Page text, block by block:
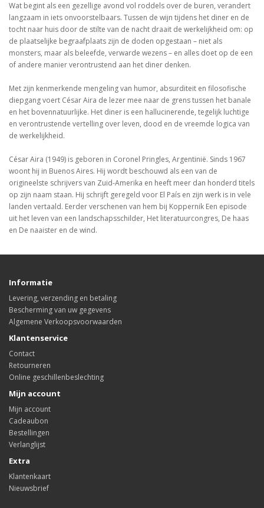
Wat begint als een gezellige avond vol roddels over de buren, verandert
langzaam in iets onvoorstelbaars. Tussen de wijn tijdens het diner en de
tocht naar huis door de stilte van de nacht draait de werkelijkheid om: op
de plaatselijke begraafplaats zijn de doden opgestaan – niet als
monsters, maar als beleefde, verwarde wezens – en alles doet op de een
of andere manier verontrustend aan het diner denken.
Met zijn kenmerkende mengeling van humor, absurditeit en filosofische
diepgang voert César Aira de lezer mee naar de grens tussen het banale
en het bovennatuurlijke. Het diner is een hallucinerende, tegelijk luchtige
en verontrustende vertelling over leven, dood en de vreemde logica van
de werkelijkheid.
César Aira (1949) is geboren in Coronel Pringles, Argentinië. Sinds 1967
woont hij in Buenos Aires. Hij wordt beschouwd als een van de
origineelste schrijvers van Zuid-Amerika en heeft meer dan honderd titels
op zijn naam staan. Hij schrijft geregeld voor El País en zijn werk is in vele
landen vertaald. Eerder verschenen van hem bij Koppernik Een episode
uit het leven van een landschapsschilder, Het literatuurcongres, De haas
en De naaister en de wind.
Informatie
Levering, verzending en betaling
Bescherming van uw gegevens
Algemene Verkoopsvoorwaarden
Klantenservice
Contact
Retourneren
Online geschillenbeslechting
Mijn account
Mijn account
Cadeaubon
Bestellingen
Verlanglijst
Extra
Klantenkaart
Nieuwsbrief